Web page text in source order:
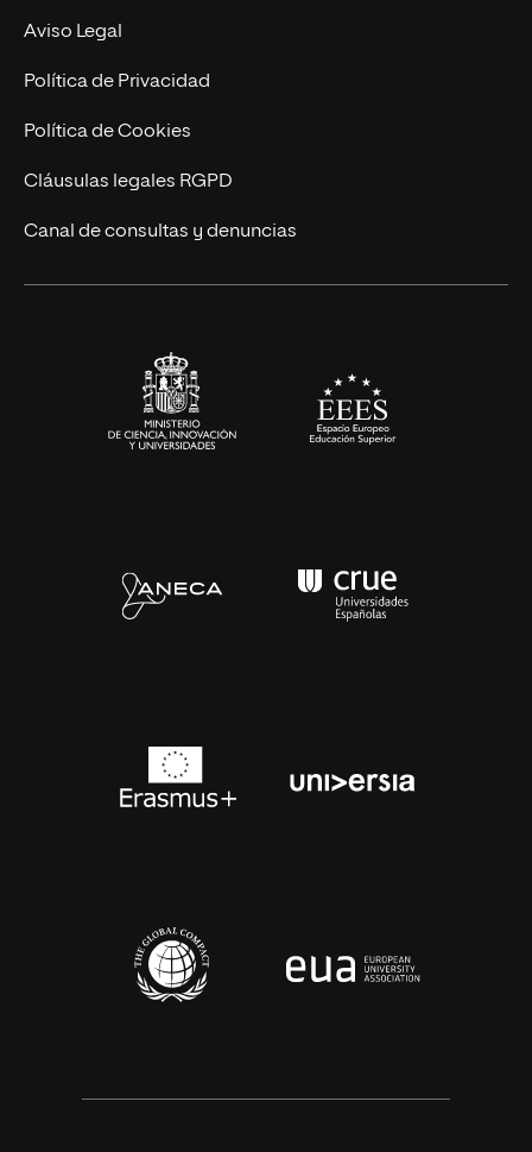
Experto Universitario
Postgrados
Cursos Universitarios
Nuestro Equipo
Trabaja en UNIR
Actualidad
UNIR Revista
Eventos
Aviso Legal
Política de Privacidad
Política de Cookies
Cláusulas legales RGPD
Canal de consultas y denuncias